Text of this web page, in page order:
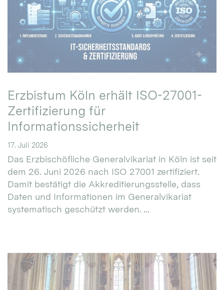
Erzbistum Köln erhält ISO-27001-
Zertifizierung für
Informationssicherheit
17. Juli 2026
Das Erzbischöfliche Generalvikariat in Köln ist seit
dem 26. Juni 2026 nach ISO 27001 zertifiziert.
Damit bestätigt die Akkreditierungsstelle, dass
Daten und Informationen im Generalvikariat
systematisch geschützt werden. ...